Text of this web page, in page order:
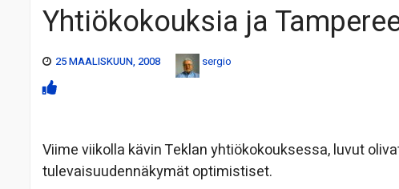
Yhtiökokouksia ja
25 MAALISKUUN, 2008 sergio
Viime viikolla kävin Teklan yhtiökokouksessa, luvut
tulevaisuudennäkymät optimistiset.